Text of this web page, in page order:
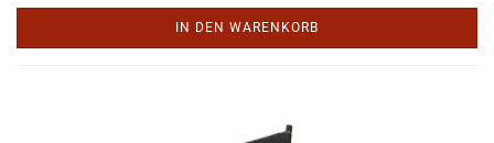
IN DEN WARENKORB